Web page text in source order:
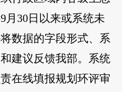
月30日以来或系统未
数据的字段形式、系
建议反馈我部。系统
在线填报规划环评审